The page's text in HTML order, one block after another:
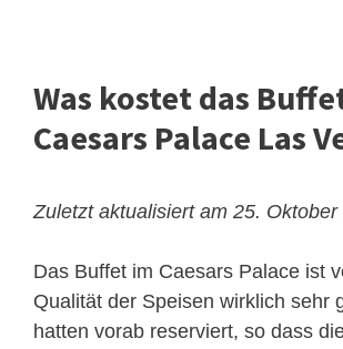
Was kostet das
Caesars Palace Las
Zuletzt aktualisiert am 25. Oktober
Das Buffet im Caesars Palace ist
Qualität der Speisen wirklich sehr
hatten vorab reserviert, so dass